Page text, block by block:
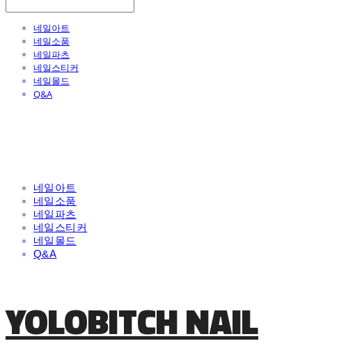
네일아트
네일소품
네일파츠
네일스티커
네일몰드
Q&A
네일아트
네일소품
네일파츠
네일스티커
네일몰드
Q&A
YOLOBITCH NAIL